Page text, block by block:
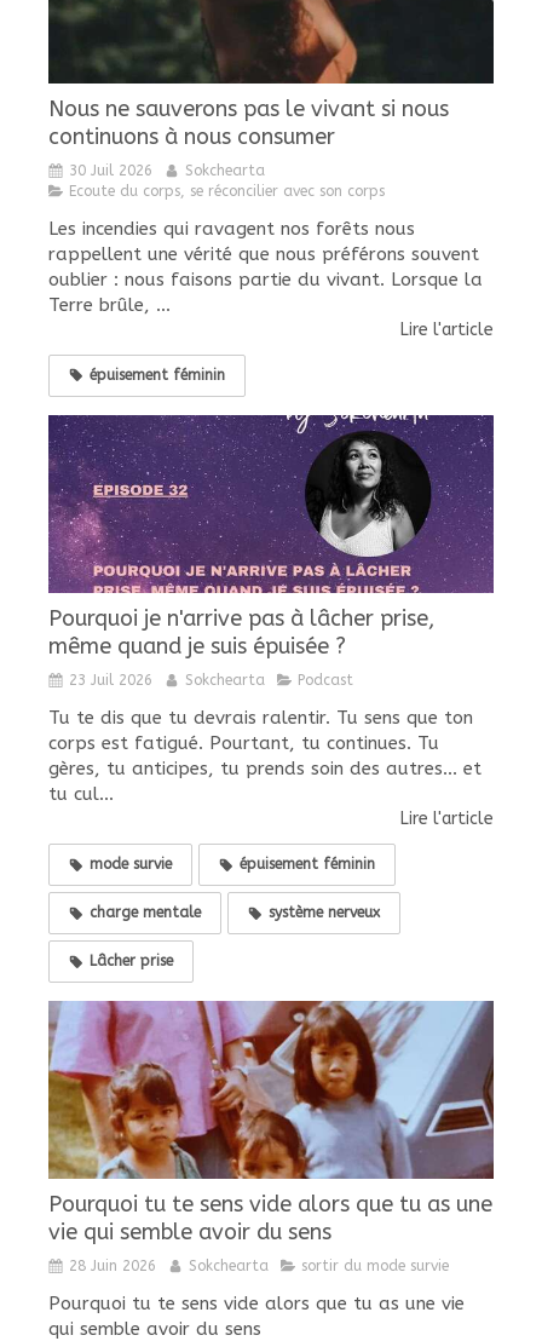
Nous ne sauverons pas le vivant si nous
continuons à nous consumer
30 Juil 2026
Sokchearta
Ecoute du corps, se réconcilier avec son corps
Les incendies qui ravagent nos forêts nous
rappellent une vérité que nous préférons souvent
oublier : nous faisons partie du vivant. Lorsque la
Terre brûle, ...
Lire l'article
épuisement féminin
Pourquoi je n'arrive pas à lâcher prise,
même quand je suis épuisée ?
23 Juil 2026 Sokchearta Podcast
Tu te dis que tu devrais ralentir. Tu sens que ton
corps est fatigué. Pourtant, tu continues. Tu
gères, tu anticipes, tu prends soin des autres... et
tu cul...
Lire l'article
mode survie épuisement féminin
charge mentale système nerveux
Lâcher prise
Pourquoi tu te sens vide alors que tu as une
vie qui semble avoir du sens
28 Juin 2026 Sokchearta sortir du mode survie
Pourquoi tu te sens vide alors que tu as une vie
qui semble avoir du sens